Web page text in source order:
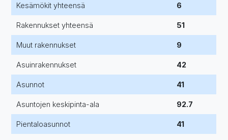
Kesämökit yhteensä 6
Rakennukset yhteensä 51
Muut rakennukset 9
Asuinrakennukset 42
Asunnot 41
Asuntojen keskipinta-ala 92.7
Pientaloasunnot 41